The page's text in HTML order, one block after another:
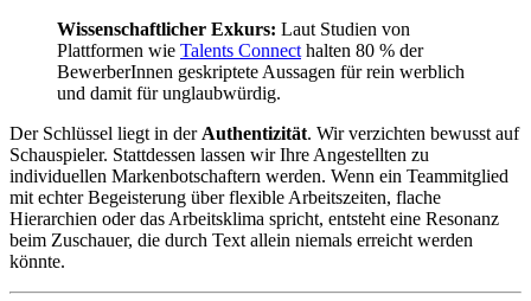
Wissenschaftlicher Exkurs: Laut Studien von
Plattformen wie Talents Connect halten 80 % der
BewerberInnen geskriptete Aussagen für rein werblich
und damit für unglaubwürdig.
Der Schlüssel liegt in der Authentizität. Wir verzichten bewusst auf
Schauspieler. Stattdessen lassen wir Ihre Angestellten zu
individuellen Markenbotschaftern werden. Wenn ein Teammitglied
mit echter Begeisterung über flexible Arbeitszeiten, flache
Hierarchien oder das Arbeitsklima spricht, entsteht eine Resonanz
beim Zuschauer, die durch Text allein niemals erreicht werden
könnte.